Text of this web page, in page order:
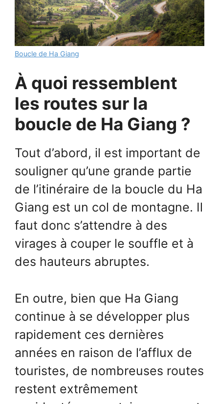
Boucle de Ha Giang
À quoi ressemblent
les routes sur la
boucle de Ha Giang ?
Tout d’abord, il est important de
souligner qu’une grande partie
de l’itinéraire de la boucle du Ha
Giang est un col de montagne. Il
faut donc s’attendre à des
virages à couper le souffle et à
des hauteurs abruptes.
En outre, bien que Ha Giang
continue à se développer plus
rapidement ces dernières
années en raison de l’afflux de
touristes, de nombreuses routes
restent extrêmement